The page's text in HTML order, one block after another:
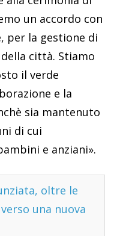
un accordo con
per la gestione di
città. Stiamo
il verde
e la
sia mantenuto
di cui
e anziani».
oltre le
una nuova